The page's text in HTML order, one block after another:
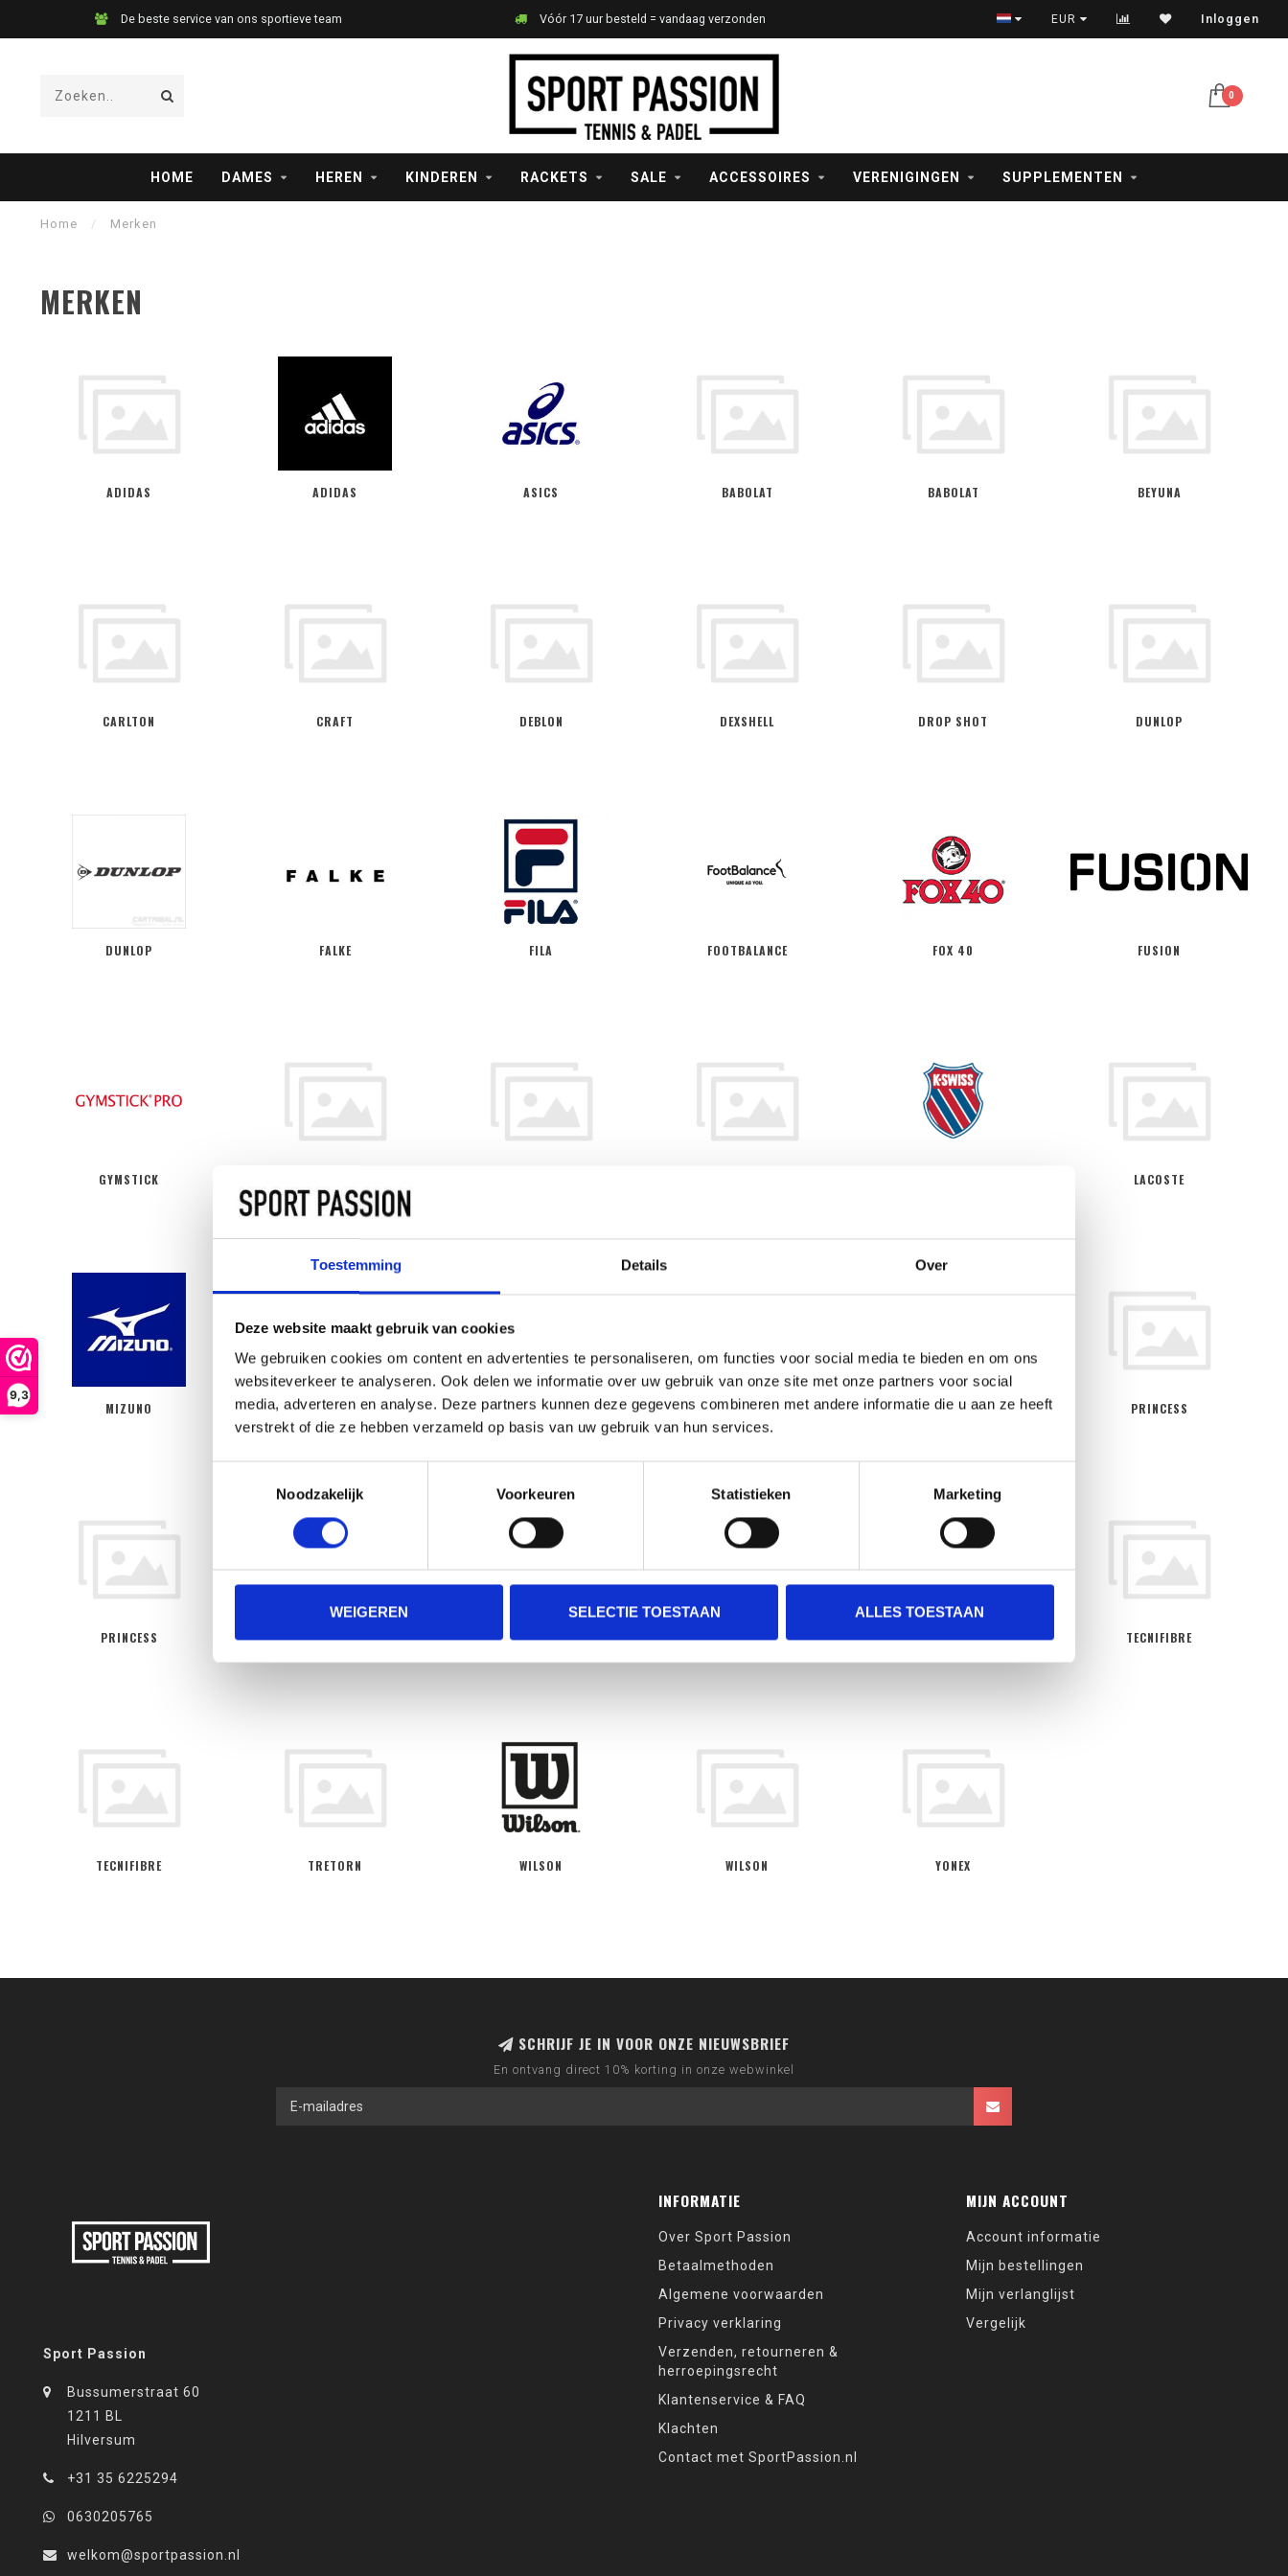
Toestemming Details Over
Deze website maakt gebruik van cookies
We gebruiken cookies om content en advertenties te personaliseren, om functies voor social media te bieden en om ons
websiteverkeer te analyseren. Ook delen we informatie over uw gebruik van onze site met onze partners voor social
media, adverteren en analyse. Deze partners kunnen deze gegevens combineren met andere informatie die u aan ze heeft
verstrekt of die ze hebben verzameld op basis van uw gebruik van hun services.
Noodzakelijk
Voorkeuren Statistieken Marketing
WEIGEREN SELECTIE TOESTAAN ALLES TOESTAAN
9,3
De beste service van ons sportieve team Vóór 17 uur besteld = vandaag verzonden Veilig betalen met iDeal, creditcard en PayPal
EUR Inloggen
0
HOME DAMES HEREN KINDEREN RACKETS SALE ACCESSOIRES VERENIGINGEN SUPPLEMENTEN
Home / Merken
MERKEN
ADIDAS ADIDAS ASICS BABOLAT BABOLAT BEYUNA
CARLTON CRAFT DEBLON DEXSHELL DROP SHOT DUNLOP
DUNLOP FALKE FILA FOOTBALANCE FOX 40 FUSION
GYMSTICK LACOSTE
MIZUNO MYSOLE NIKE OS1 PIERRE PRINCESS
PRINCESS ROHNISCH SKLZ SLAZENGER STNKY TECNIFIBRE
TECNIFIBRE TRETORN WILSON WILSON YONEX
SCHRIJF JE IN VOOR ONZE NIEUWSBRIEF
En ontvang direct 10% korting in onze webwinkel
Sport Passion
Bussumerstraat 60
1211 BL
Hilversum
+31 35 6225294
0630205765
welkom@sportpassion.nl
INFORMATIE
Over Sport Passion
Betaalmethoden
Algemene voorwaarden
Privacy verklaring
Verzenden, retourneren &
herroepingsrecht
Klantenservice & FAQ
Klachten
Contact met SportPassion.nl
MIJN ACCOUNT
Account informatie
Mijn bestellingen
Mijn verlanglijst
Vergelijk